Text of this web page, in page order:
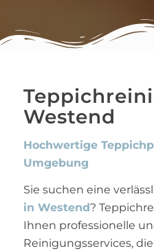
Westend
Hochwertige
Umgebung
Sie suchen eine
in Westend?
Ihnen professionelle
Reinigungsservices,